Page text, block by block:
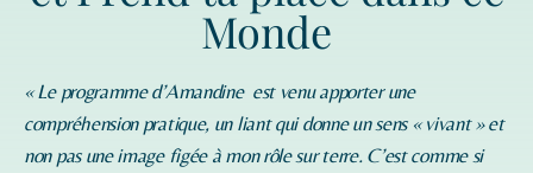
Monde
« Le programme d’Amandineest venu apporter une
compréhension pratique, un liant qui donne un sens « vivant » et
non pas une image figée à mon rôle sur terre. C’est comme si